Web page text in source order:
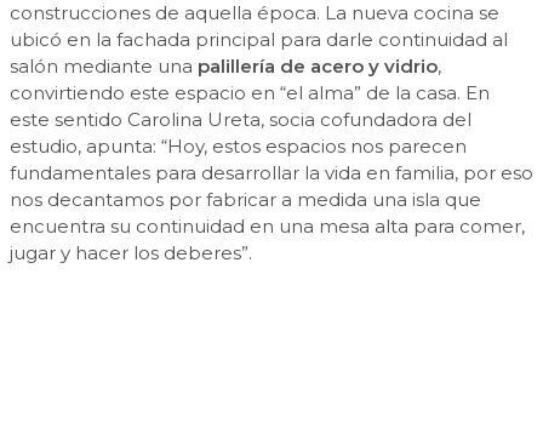
construcciones de aquella época. La nueva cocina se
ubicó en la fachada principal para darle continuidad al
salón mediante una palillería de acero y vidrio,
convirtiendo este espacio en “el alma” de la casa. En
este sentido Carolina Ureta, socia cofundadora del
estudio, apunta: “Hoy, estos espacios nos parecen
fundamentales para desarrollar la vida en familia, por eso
nos decantamos por fabricar a medida una isla que
encuentra su continuidad en una mesa alta para comer,
jugar y hacer los deberes”.